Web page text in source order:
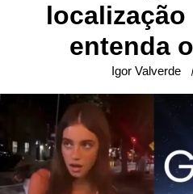
entenda
Igor Valverde